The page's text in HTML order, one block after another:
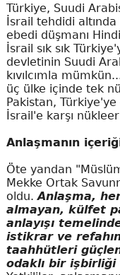
Türkiye, Suudi
İsrail tehdidi
ebedi düşmanı
İsrail sık sık
devletinin Suudi
kıvılcımla
üç ülke içinde tek
Pakistan,
İsrail'e karşı
Anlaşmanın
Öte yandan
Mekke Ortak
oldu.Anlaşma,
almayan, külfet
anlayışı
istikrar ve
taahhütleri
odaklı bir işbirliği